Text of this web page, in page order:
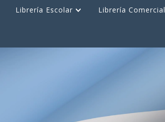
Librería Escolar Librería Comercial